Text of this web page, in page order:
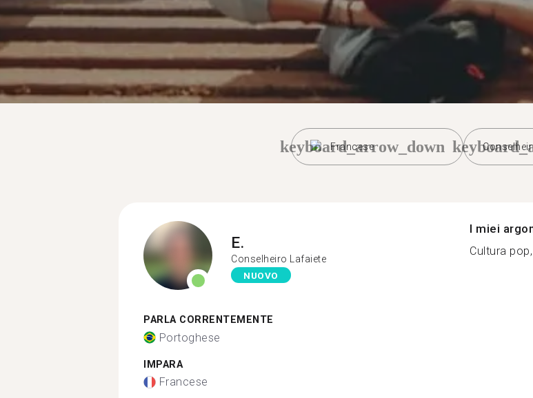
Francese
keyboard_arrow_down
E.
Conselheiro Lafaiete
NUOVO
PARLA CORRENTEMENTE
Portoghese
IMPARA
Francese
I miei
Cultura